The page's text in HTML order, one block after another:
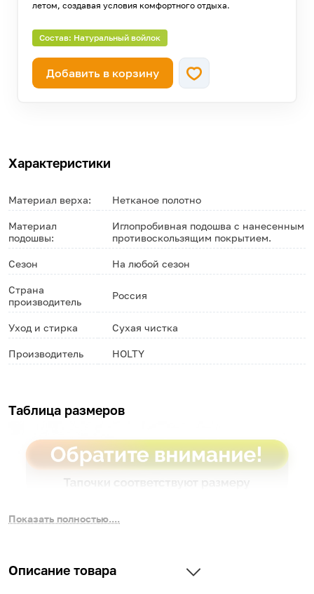
46— осталось 17 штук!
летом, создавая условия комфортного отдыха.
Состав: Натуральный войлок
Добавить в корзину
Характеристики
Материал верха: Нетканое полотно
Материал
подошвы:
Иглопробивная подошва с нанесенным
противоскользящим покрытием.
Сезон На любой сезон
Страна
производитель
Россия
Уход и стирка Сухая чистка
Производитель HOLTY
Таблица размеров
Показать полностью....
Описание товара